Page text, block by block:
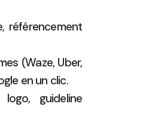
référencement
(Waze, Uber,
en un clic.
guideline